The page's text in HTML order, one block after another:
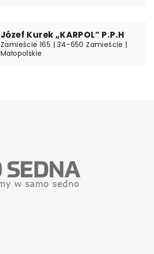
Józef Kurek „KARPOL” P.P.H
Zamieście 165 | 34-650 Zamieście |
Małopolskie